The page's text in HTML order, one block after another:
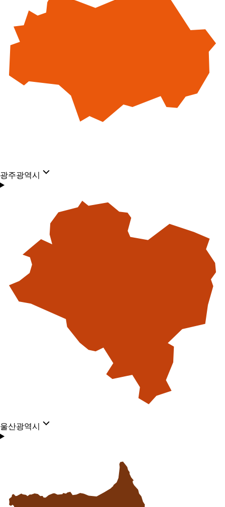
광주광역시
울산광역시